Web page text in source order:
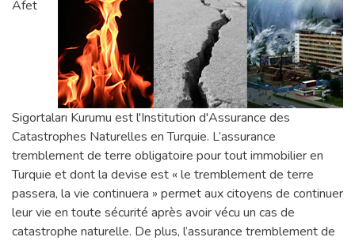
Afet
Sigortaları Kurumu est l'Institution d'Assurance des
Catastrophes Naturelles en Turquie. L’assurance
tremblement de terre obligatoire pour tout immobilier en
Turquie et dont la devise est « le tremblement de terre
passera, la vie continuera » permet aux citoyens de continuer
leur vie en toute sécurité après avoir vécu un cas de
catastrophe naturelle. De plus, l’assurance tremblement de